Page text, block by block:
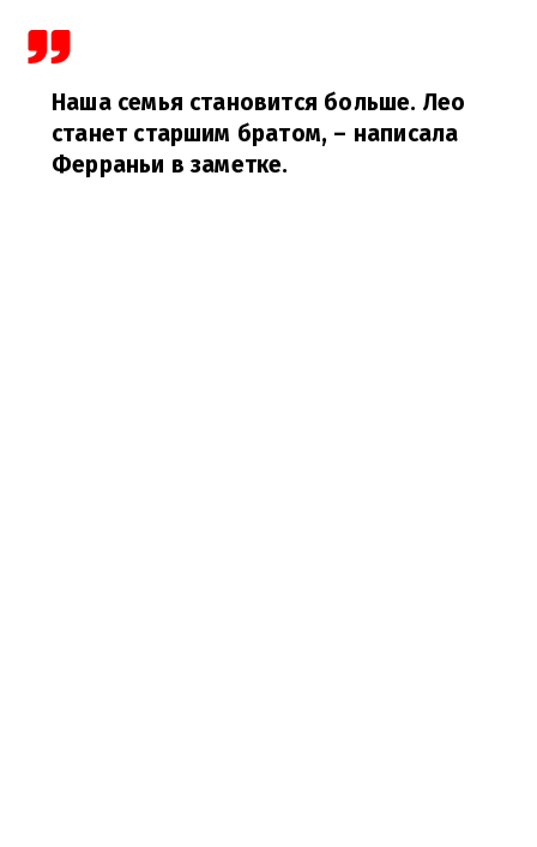
Наша семья становится больше. Лео
станет старшим братом, – написала
Ферраньи в заметке.